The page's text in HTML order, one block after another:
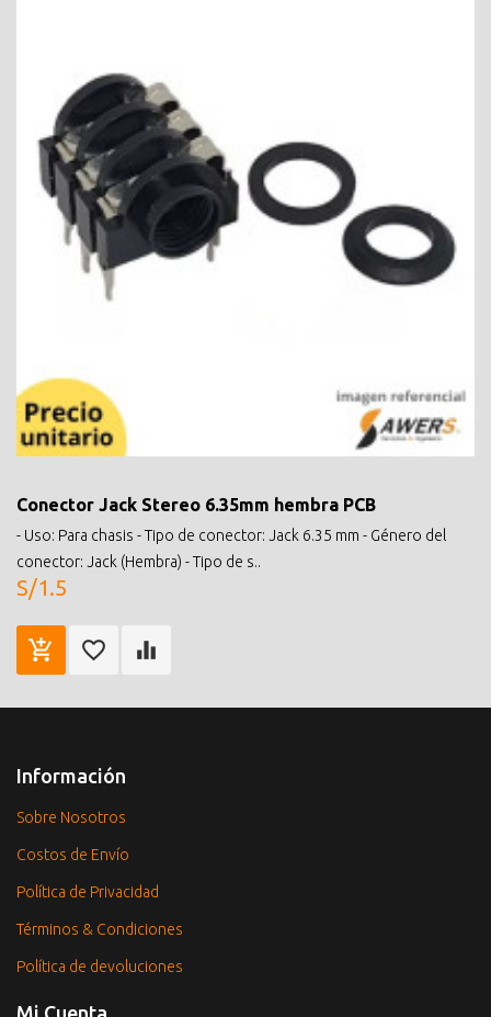
Conector Jack Stereo 6.35mm hembra PCB
- Uso: Para chasis - Tipo de conector: Jack 6.35 mm - Género del
conector: Jack (Hembra) - Tipo de s..
S/1.5
Información
Sobre Nosotros
Costos de Envío
Política de Privacidad
Términos & Condiciones
Política de devoluciones
Mi Cuenta